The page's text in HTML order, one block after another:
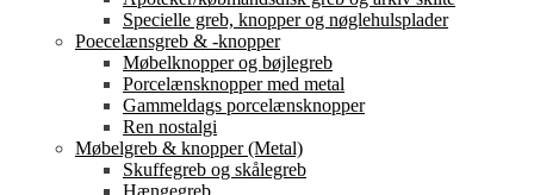
Specielle greb, knopper og nøglehulsplader
Poecelænsgreb & -knopper
Møbelknopper og bøjlegreb
Porcelænsknopper med metal
Gammeldags porcelænsknopper
Ren nostalgi
Møbelgreb & knopper (Metal)
Skuffegreb og skålegreb
Hængegreb